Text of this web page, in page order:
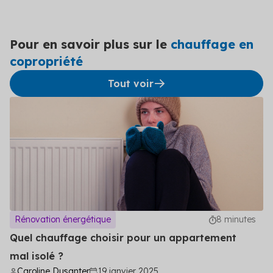
doubler les primes CEE dans le cadre du
Coup de
pouce Rénovation performante d'un bâtiment
résidentiel collectif
3. MaPrimeRénov’ Copropriété
Les primes Coup de pouce sont cumulables avec
d'autres subventions telles que MaPrimeRénov’
Copropriétés, disponible depuis le 11 janvier 2021. Cette
aide s'applique aux travaux de rénovation globale
améliorer le confort et la performance
énergétique d'au moins 35 %
Rendez-vous sur notre blog
pour découvrir toutes
.
Pour en savoir plus sur le chauffage en
copropriété
Tout voir
Rénovation énergétique 8 minutes
Quel chauffage choisir pour un appartement
mal isolé ?